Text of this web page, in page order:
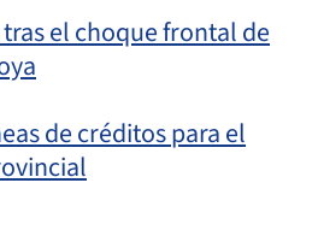
el choque frontal de
de créditos para el